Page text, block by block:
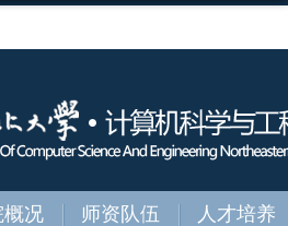
概况 师资队伍 人才培养